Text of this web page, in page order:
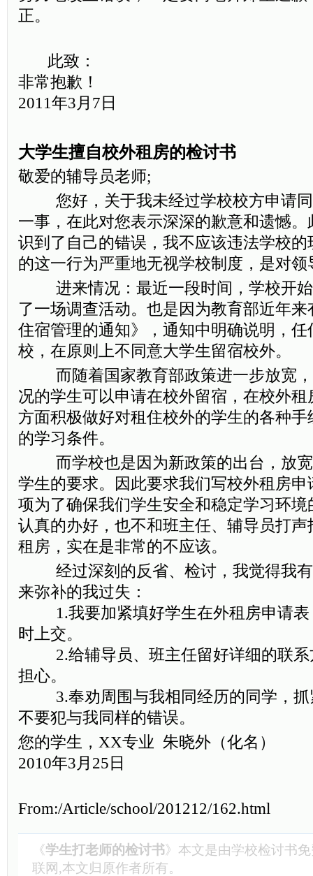
正。
此致：
非常抱歉！
2011年3月7日
大学生擅自校外租房的检讨书
敬爱的辅导员老师;
您好，关于我未经过学校校方申请同
一事，在此对您表示深深的歉意和遗憾
识到了自己的错误，我不应该违法学校
的这一行为严重地无视学校制度，是对
进来情况：最近一段时间，学校开始
了一场调查活动。也是因为教育部近年
住宿管理的通知》，通知中明确说明，
校，在原则上不同意大学生留宿校外。
而随着国家教育部政策进一步放宽，
况的学生可以申请在校外留宿，在校外
方面积极做好对租住校外的学生的各种
的学习条件。
而学校也是因为新政策的出台，放宽
学生的要求。因此要求我们写校外租房
项为了确保我们学生安全和稳定学习环
认真的办好，也不和班主任、辅导员打
租房，实在是非常的不应该。
经过深刻的反省、检讨，我觉得我有
来弥补的我过失：
1.我要加紧填好学生在外租房申请表
时上交。
2.给辅导员、班主任留好详细的联系
担心。
3.奉劝周围与我相同经历的同学，抓
不要犯与我同样的错误。
您的学生，XX专业 朱晓外（化名）
2010年3月25日
From:/Article/school/201212/162.html
《学生打老师的检讨书》本文是由学校检讨书
联网,本文归原作者所有。